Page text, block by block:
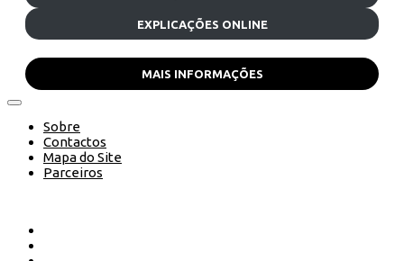
EXPLICAÇÕES ONLINE
MAIS INFORMAÇÕES
Sobre
Contactos
Mapa do Site
Parceiros